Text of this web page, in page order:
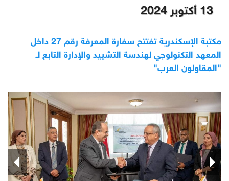
13 أكتوبر 2024
مكتبة الإسكندرية تفتتح سفارة المعرفة رقم 27 داخل
المعهد التكنولوجي لهندسة التشييد والإدارة التابع لـ
"المقاولون العرب"